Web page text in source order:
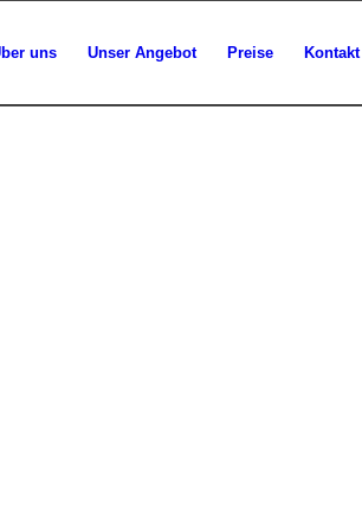
uns Unser Angebot Preise Kontakt